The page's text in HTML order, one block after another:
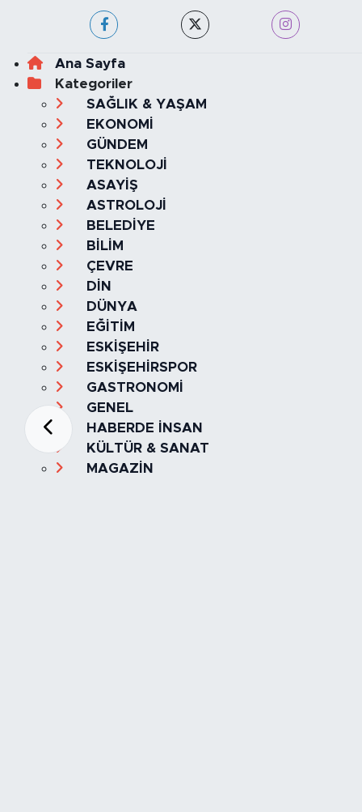
Ana Sayfa
Kategoriler
SAĞLIK & YAŞAM
EKONOMİ
GÜNDEM
TEKNOLOJİ
ASAYİŞ
ASTROLOJİ
BELEDİYE
BİLİM
ÇEVRE
DİN
DÜNYA
EĞİTİM
ESKİŞEHİR
ESKİŞEHİRSPOR
GASTRONOMİ
GENEL
HABERDE İNSAN
KÜLTÜR & SANAT
MAGAZİN